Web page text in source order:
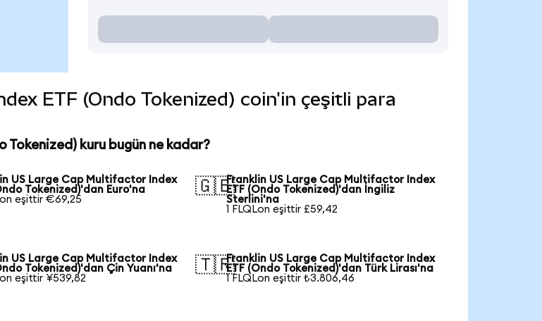
ETF (Ondo Tokenized) coin'in çeşitli para
kuru bugün ne kadar?
US Large Cap Multifactor Index
Tokenized)'dan Euro'na
eşittir €69,25
🇬🇧Franklin US Large Cap Multifactor Index
ETF (Ondo Tokenized)'dan İngiliz
Sterlini'na
1 FLQLon eşittir £59,42
US Large Cap Multifactor Index
Tokenized)'dan Çin Yuanı'na
eşittir ¥539,82
🇹🇷Franklin US Large Cap Multifactor Index
ETF (Ondo Tokenized)'dan Türk Lirası'na
1 FLQLon eşittir ₺3.806,46